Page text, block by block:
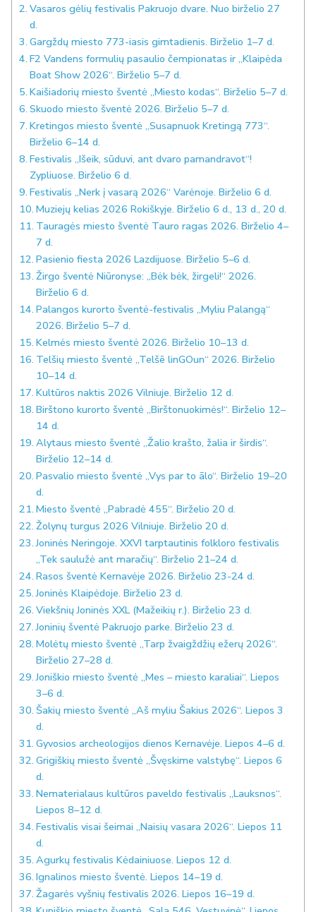
Vasaros gėlių festivalis Pakruojo dvare. Nuo birželio 27
d.
Gargždų miesto 773-iasis gimtadienis. Birželio 1–7 d.
F2 Vandens formulių pasaulio čempionatas ir „Klaipėda
Boat Show 2026“. Birželio 5–7 d.
Kaišiadorių miesto šventė „Miesto kodas“. Birželio 5–7 d.
Skuodo miesto šventė 2026. Birželio 5–7 d.
Kretingos miesto šventė „Susapnuok Kretingą 773“.
Birželio 6–14 d.
Festivalis „Išeik, sūduvi, ant dvaro pamandravot“!
Zypliuose. Birželio 6 d.
Festivalis „Nerk į vasarą 2026“ Varėnoje. Birželio 6 d.
Muziejų kelias 2026 Rokiškyje. Birželio 6 d., 13 d., 20 d.
Tauragės miesto šventė Tauro ragas 2026. Birželio 4–
7 d.
Pasienio fiesta 2026 Lazdijuose. Birželio 5–6 d.
Žirgo šventė Niūronyse: „Bėk bėk, žirgeli!“ 2026.
Birželio 6 d.
Palangos kurorto šventė-festivalis „Myliu Palangą“
2026. Birželio 5–7 d.
Kelmės miesto šventė 2026. Birželio 10–13 d.
Telšių miesto šventė „Telšē linGOun“ 2026. Birželio
10–14 d.
Kultūros naktis 2026 Vilniuje. Birželio 12 d.
Birštono kurorto šventė „Birštonuokimės!“. Birželio 12–
14 d.
Alytaus miesto šventė „Žalio krašto, žalia ir širdis“.
Birželio 12–14 d.
Pasvalio miesto šventė „Vys par to ãlo“. Birželio 19–20
d.
Miesto šventė „Pabradė 455“. Birželio 20 d.
Žolynų turgus 2026 Vilniuje. Birželio 20 d.
Joninės Neringoje. XXVI tarptautinis folkloro festivalis
„Tek saulužė ant maračių“. Birželio 21–24 d.
Rasos šventė Kernavėje 2026. Birželio 23-24 d.
Joninės Klaipėdoje. Birželio 23 d.
Viekšnių Joninės XXL (Mažeikių r.). Birželio 23 d.
Joninių šventė Pakruojo parke. Birželio 23 d.
Molėtų miesto šventė „Tarp žvaigždžių ežerų 2026“.
Birželio 27–28 d.
Joniškio miesto šventė „Mes – miesto karaliai“. Liepos
3–6 d.
Šakių miesto šventė „Aš myliu Šakius 2026“. Liepos 3
d.
Gyvosios archeologijos dienos Kernavėje. Liepos 4–6 d.
Grigiškių miesto šventė „Švęskime valstybę“. Liepos 6
d.
Nematerialaus kultūros paveldo festivalis „Lauksnos“.
Liepos 8–12 d.
Festivalis visai šeimai „Naisių vasara 2026“. Liepos 11
d.
Agurkų festivalis Kėdainiuose. Liepos 12 d.
Ignalinos miesto šventė. Liepos 14–19 d.
Žagarės vyšnių festivalis 2026. Liepos 16–19 d.